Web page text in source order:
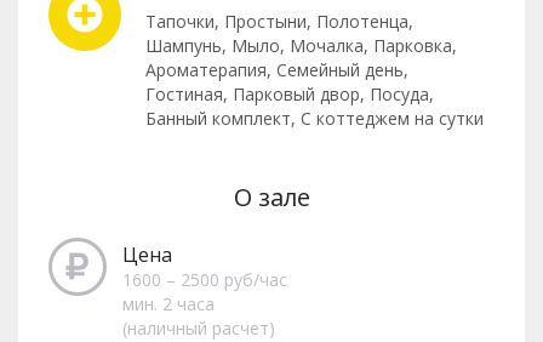
Тапочки, Простыни, Полотенца,
Шампунь, Мыло, Мочалка, Парковка,
Ароматерапия, Семейный день,
Гостиная, Парковый двор, Посуда,
Банный комплект, С коттеджем на сутки
О зале
Цена
1600 – 2500 руб/час
мин. 2 часа
(наличный расчет)